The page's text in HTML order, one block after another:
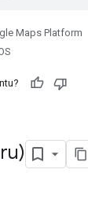
Maps Platform